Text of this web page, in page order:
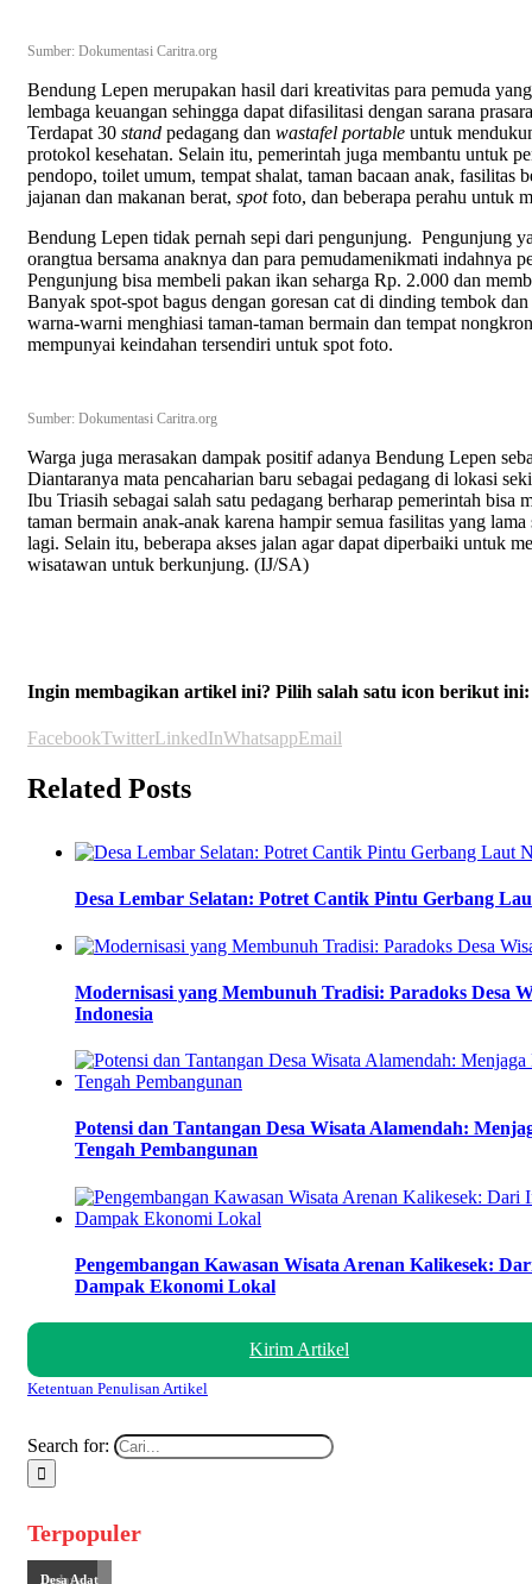
Sumber: Dokumentasi Caritra.org
Bendung Lepen merupakan hasil dari kreativitas para pemuda
lembaga keuangan sehingga dapat difasilitasi dengan sarana
Terdapat 30 stand pedagang dan wastafel portable untuk
protokol kesehatan. Selain itu, pemerintah juga membantu untuk
pendopo, toilet umum, tempat shalat, taman bacaan anak, fasilitas
jajanan dan makanan berat, spotfoto, dan beberapa perahu untuk
Bendung Lepen tidak pernah sepi dari pengunjung. Pengunjung
orangtua bersama anaknya dan para pemudamenikmati indahnya
Pengunjung bisa membeli pakan ikan seharga Rp. 2.000 dan
Banyak spot-spot bagus dengan goresan cat di dinding tembok
warna-warni menghiasi taman-taman bermain dan tempat
mempunyai keindahan tersendiri untuk spot foto.
Sumber: Dokumentasi Caritra.org
Warga juga merasakan dampak positif adanya Bendung Lepen
Diantaranya mata pencaharian baru sebagai pedagang di lokasi
Ibu Triasih sebagai salah satu pedagang berharap pemerintah bisa
taman bermain anak-anak karena hampir semua fasilitas yang
lagi. Selain itu, beberapa akses jalan agar dapat diperbaiki untuk
wisatawan untuk berkunjung. (IJ/SA)
Ingin membagikan artikel ini? Pilih salah satu icon berikut ini:
FacebookTwitterLinkedInWhatsappEmail
Related Posts
Desa Lembar Selatan: Potret Cantik Pintu Gerbang
Modernisasi yang Membunuh Tradisi: Paradoks Desa
Indonesia
Potensi dan Tantangan Desa Wisata Alamendah:
Tengah Pembangunan
Pengembangan Kawasan Wisata Arenan Kalikesek:
Dampak Ekonomi Lokal
Kirim Artikel
Ketentuan Penulisan Artikel
Search for:
Terpopuler
Budaya
Desa Adat